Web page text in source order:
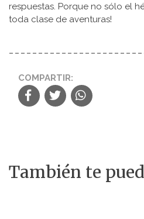
respuestas. Porque no sólo el
toda clase de aventuras!
COMPARTIR:
También te